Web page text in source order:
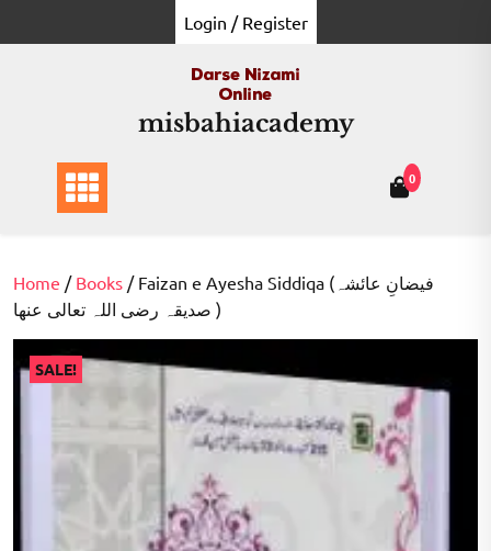
to
Login / Register
misbahiacademy
0
Home / Books / Faizan e Ayesha Siddiqa (فیضانِ عائشہ
صدیقہ رضی اللہ تعالی عنھا )
SALE!